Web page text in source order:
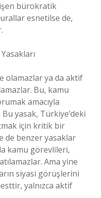
bürokratik
esnetilse de,
olamazlar ya da aktif
Bu, kamu
amacıyla
yasak, Türkiye’deki
için kritik bir
de benzer yasaklar
kamu görevlileri,
Ama yine
siyasi görüşlerini
yalnızca aktif